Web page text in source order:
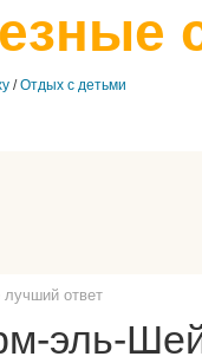
/Отдых с детьми
лучший ответ
эль-